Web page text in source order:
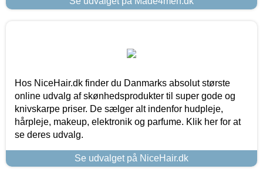
Hos NiceHair.dk finder du Danmarks absolut største
online udvalg af skønhedsprodukter til super gode og
knivskarpe priser. De sælger alt indenfor hudpleje,
hårpleje, makeup, elektronik og parfume. Klik her for at
se deres udvalg.
Se udvalget på NiceHair.dk